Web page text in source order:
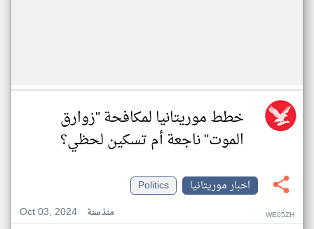
خطط موريتانيا لمكافحة "زوارق
الموت" ناجعة أم تسكين لحظي؟
اخبار موريتانيا
Politics
Oct 03, 2024
منذ سنة WE05ZH